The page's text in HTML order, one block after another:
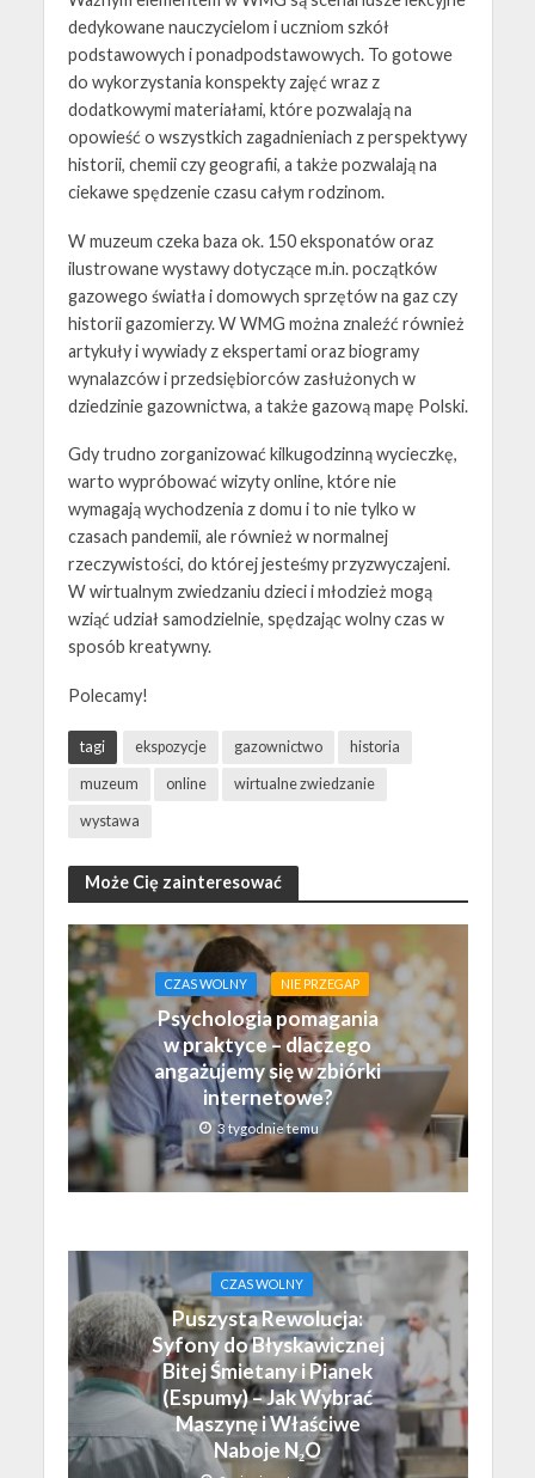
dedykowane nauczycielom i uczniom szkół
podstawowych i ponadpodstawowych. To gotowe
do wykorzystania konspekty zajęć wraz z
dodatkowymi materiałami, które pozwalają na
opowieść o wszystkich zagadnieniach z perspektywy
historii, chemii czy geografii, a także pozwalają na
ciekawe spędzenie czasu całym rodzinom.
W muzeum czeka baza ok. 150 eksponatów oraz
ilustrowane wystawy dotyczące m.in. początków
gazowego światła i domowych sprzętów na gaz czy
historii gazomierzy. W WMG można znaleźć również
artykuły i wywiady z ekspertami oraz biogramy
wynalazców i przedsiębiorców zasłużonych w
dziedzinie gazownictwa, a także gazową mapę Polski.
Gdy trudno zorganizować kilkugodzinną wycieczkę,
warto wypróbować wizyty online, które nie
wymagają wychodzenia z domu i to nie tylko w
czasach pandemii, ale również w normalnej
rzeczywistości, do której jesteśmy przyzwyczajeni.
W wirtualnym zwiedzaniu dzieci i młodzież mogą
wziąć udział samodzielnie, spędzając wolny czas w
sposób kreatywny.
Polecamy!
tagi ekspozycje gazownictwo historia
muzeum online wirtualne zwiedzanie
wystawa
Może Cię zainteresować
CZAS WOLNY NIE PRZEGAP
Psychologia pomagania
w praktyce – dlaczego
angażujemy się w zbiórki
internetowe?
3 tygodnie temu
CZAS WOLNY
Puszysta Rewolucja:
Syfony do Błyskawicznej
Bitej Śmietany i Pianek
(Espumy) – Jak Wybrać
Maszynę i Właściwe
Naboje N₂O